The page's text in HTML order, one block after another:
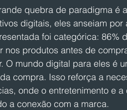
quebra de paradigma é
digitais, eles anseiam
foi categórica: 86%
nos produtos antes de
O mundo digital para eles é
compra. Isso reforça a
onde o entretenimento e
a conexão com a marca.